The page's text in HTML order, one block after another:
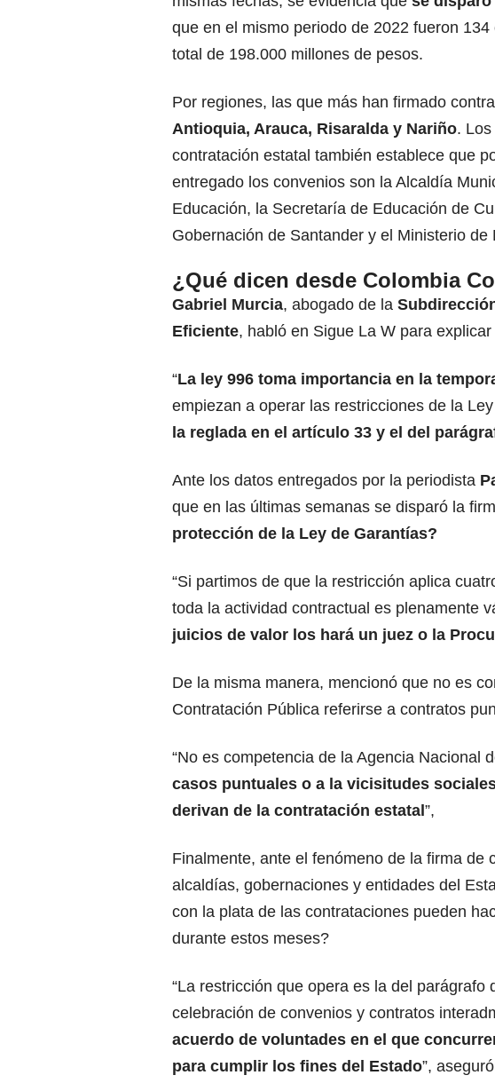
que en el mismo periodo de 2022 fueron
total de 198.000 millones de pesos.
Por regiones, las que más han firmado
Antioquia, Arauca, Risaralda y Nariño.
contratación estatal también establece que
entregado los convenios son la Alcaldía
Educación, la Secretaría de Educación de
Gobernación de Santander y el Ministerio de
¿Qué dicen desde Colombia
Gabriel Murcia, abogado de la
Eficiente, habló en Sigue La W para
“La ley 996 toma importancia en la
empiezan a operar las restricciones de la
la reglada en el artículo 33 y el del
Ante los datos entregados por la periodista
que en las últimas semanas se disparó la
protección de la Ley de Garantías?
“Si partimos de que la restricción aplica
toda la actividad contractual es plenamente
juicios de valor los hará un juez o la
De la misma manera, mencionó que no es
Contratación Pública referirse a contratos
“No es competencia de la Agencia Nacional
casos puntuales o a la vicisitudes
derivan de la contratación estatal ”,
Finalmente, ante el fenómeno de la firma de
alcaldías, gobernaciones y entidades del
con la plata de las contrataciones pueden
durante estos meses?
“La restricción que opera es la del
celebración de convenios y contratos
acuerdo de voluntades en el que
para cumplir los fines del Estado”,